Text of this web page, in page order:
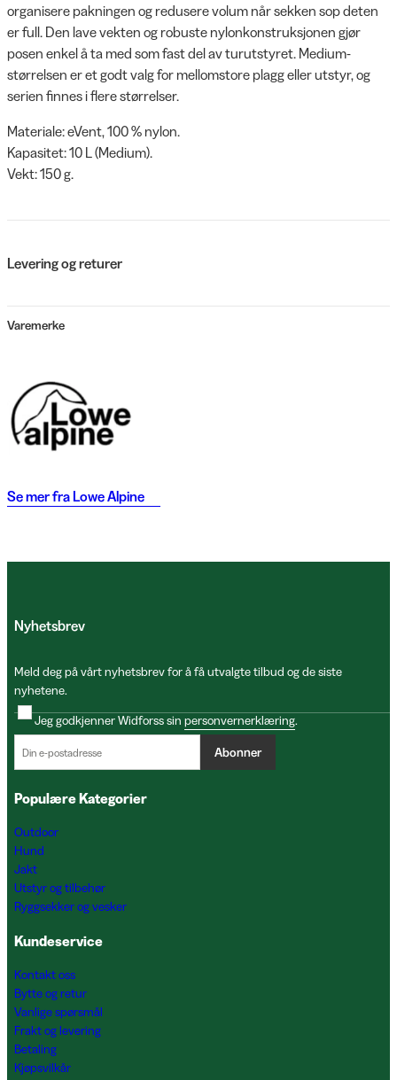
organisere pakningen og redusere volum når sekken sop deten
er full. Den lave vekten og robuste nylonkonstruksjonen gjør
posen enkel å ta med som fast del av turutstyret. Medium-
størrelsen er et godt valg for mellomstore plagg eller utstyr, og
serien finnes i flere størrelser.
Materiale: eVent, 100 % nylon.
Kapasitet: 10 L (Medium).
Vekt: 150 g.
Levering og returer
Varemerke
Se mer fra Lowe Alpine
Nyhetsbrev
Meld deg på vårt nyhetsbrev for å få utvalgte tilbud og de siste
nyhetene.
Jeg godkjenner Widforss sin personvernerklæring.
Abonner
Populære Kategorier
Outdoor
Hund
Jakt
Utstyr og tilbehør
Ryggsekker og vesker
Kundeservice
Kontakt oss
Bytte og retur
Vanlige spørsmål
Frakt og levering
Betaling
Kjøpsvilkår